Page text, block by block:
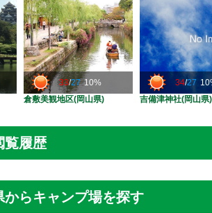
33/27 10%
倉敷美観地区(岡山県)
34/27
吉備津神社(岡山県)
覧履歴
からキャンプ場を探す